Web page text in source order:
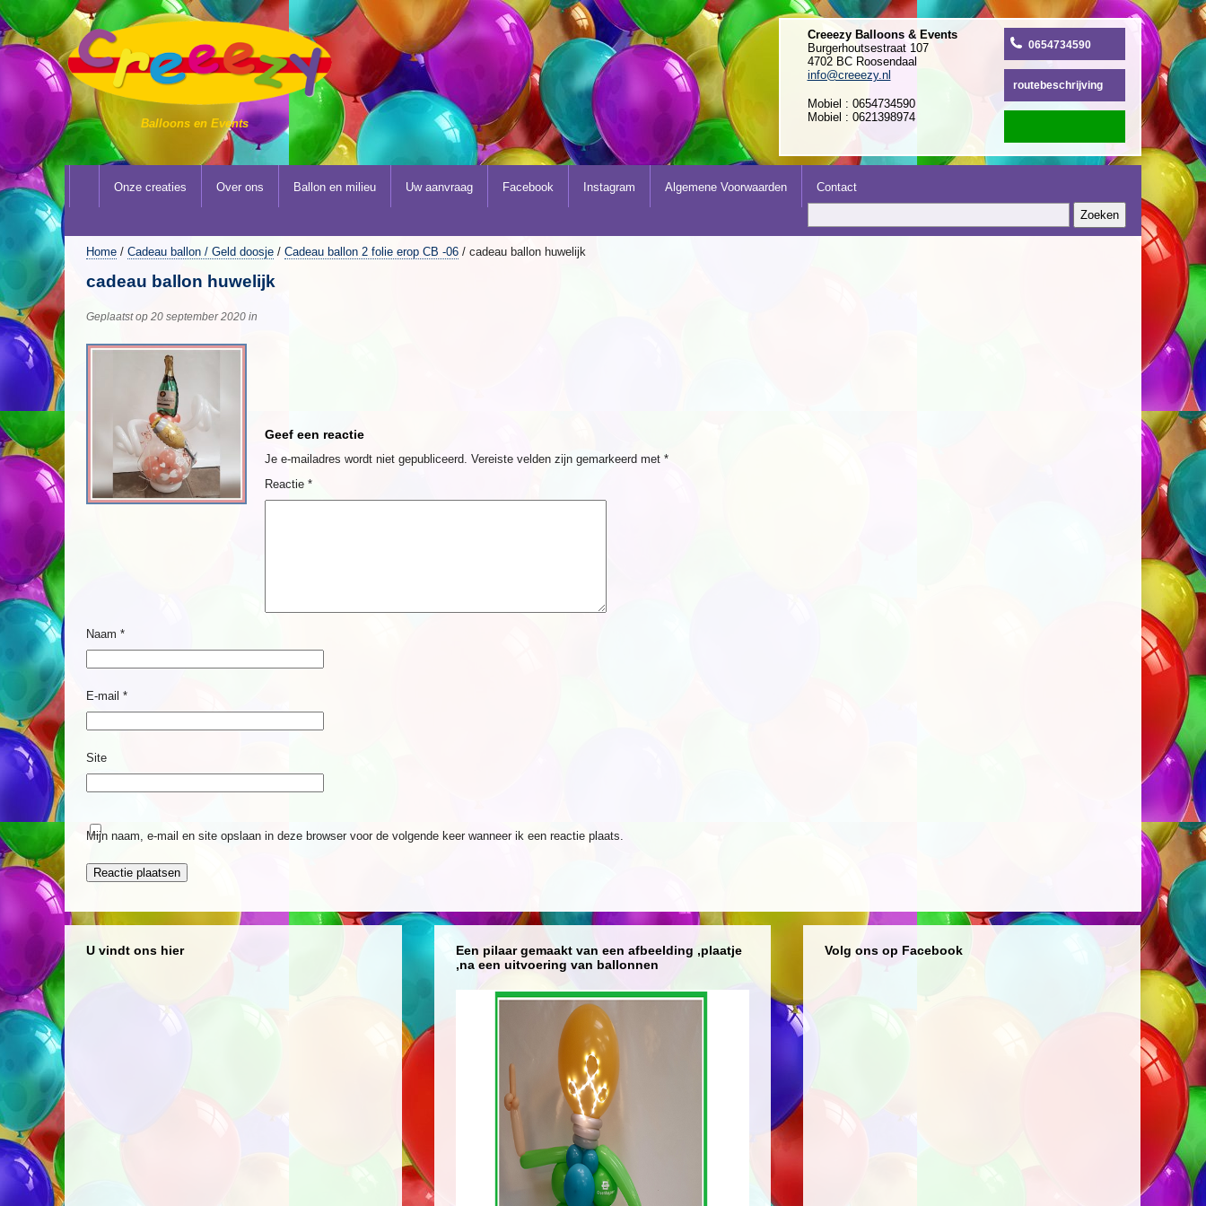
Balloons en Events
Creeezy Balloons & Events
Burgerhoutsestraat 107
4702 BC Roosendaal
info@creeezy.nl
Mobiel : 0654734590
Mobiel : 0621398974
0654734590
routebeschrijving
Onze creaties Over ons Ballon en milieu Uw aanvraag Facebook Instagram Algemene Voorwaarden Contact
Home / Cadeau ballon / Geld doosje / Cadeau ballon 2 folie erop CB -06 / cadeau ballon huwelijk
cadeau ballon huwelijk
Geplaatst op 20 september 2020 in
Geef een reactie
Je e-mailadres wordt niet gepubliceerd. Vereiste velden zijn gemarkeerd met *
Reactie *
Naam *
E-mail *
Site
Mijn naam, e-mail en site opslaan in deze browser voor de volgende keer wanneer ik een reactie plaats.
U vindt ons hier
Een pilaar gemaakt van een afbeelding ,plaatje
,na een uitvoering van ballonnen
Volg ons op Facebook